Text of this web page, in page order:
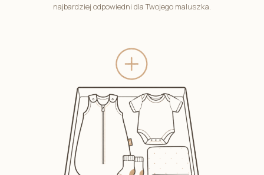
najbardziej odpowiedni dla Twojego maluszka.